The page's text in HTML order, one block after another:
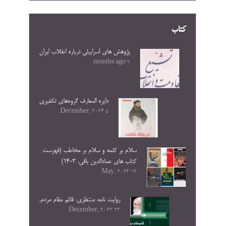
کتاب
پژوهش های اسراییلی درباره انقلاب ایران
9 months ago
دایره المعارف گروه‌های تکفیری
5 December, 2024
سلام بر کلمه و سلام بر مخاطب (فهرست
کتاب های عمادالدین باقی. ۱۴۰۳)
13 May, 2024
روایت نامه منتظری: قائم مقام مردم.
23 December, 2023